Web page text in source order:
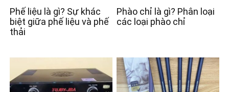
Phế liệu là gì? Sự khác
biệt giữa phế liệu và phế
thải
Phào chỉ là gì? Phân loại
các loại phào chỉ